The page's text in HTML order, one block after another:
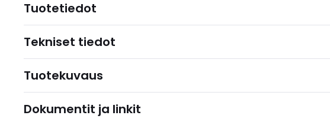
Tuotetiedot
Tekniset tiedot
Tuotekuvaus
Dokumentit ja linkit